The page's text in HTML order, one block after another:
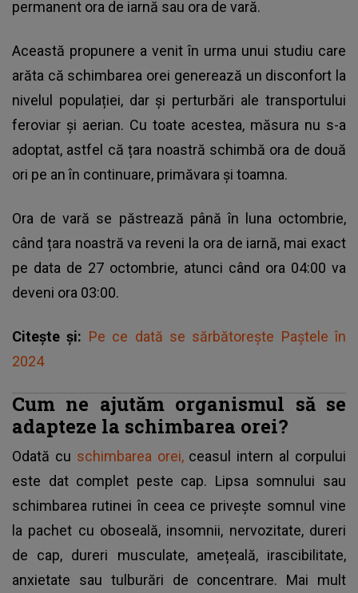
permanent ora de iarnă sau ora de vară.
Această propunere a venit în urma unui studiu care
arăta că schimbarea orei generează un disconfort la
nivelul populației, dar și perturbări ale transportului
feroviar și aerian. Cu toate acestea, măsura nu s-a
adoptat, astfel că țara noastră schimbă ora de două
ori pe an în continuare, primăvara și toamna.
Ora de vară se păstrează până în luna octombrie,
când țara noastră va reveni la ora de iarnă, mai exact
pe data de 27 octombrie, atunci când ora 04:00 va
deveni ora 03:00.
Citește și: Pe ce dată se sărbătorește Paștele în
2024
Cum ne ajutăm organismul să se
adapteze la schimbarea orei?
Odată cu schimbarea orei,ceasul intern al corpului
este dat complet peste cap. Lipsa somnului sau
schimbarea rutinei în ceea ce privește somnul vine
la pachet cu oboseală, insomnii, nervozitate, dureri
de cap, dureri musculate, amețeală, irascibilitate,
anxietate sau tulburări de concentrare. Mai mult